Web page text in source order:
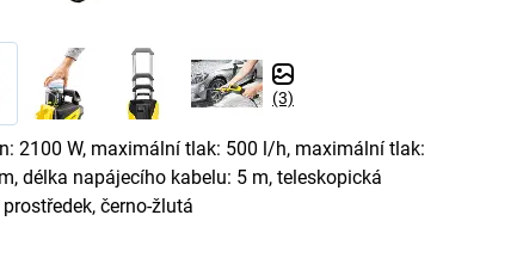
(3)
2100 W, maximální tlak: 500 l/h, maximální tlak:
délka napájecího kabelu: 5 m, teleskopická
černo-žlutá